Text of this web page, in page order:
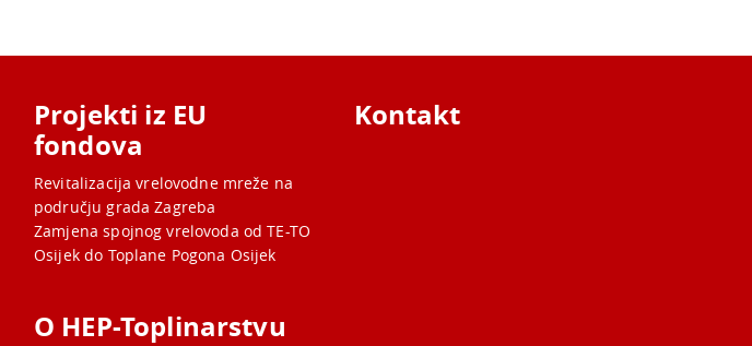
Projekti iz EU
fondova
Revitalizacija vrelovodne mreže na
području grada Zagreba
Zamjena spojnog vrelovoda od TE-TO
Osijek do Toplane Pogona Osijek
O HEP-Toplinarstvu
Kontakt